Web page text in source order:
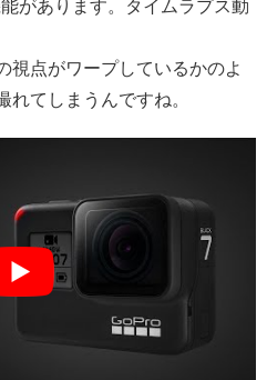
があります。タイムラプス動
視点がワープしているかのよ
れてしまうんですね。